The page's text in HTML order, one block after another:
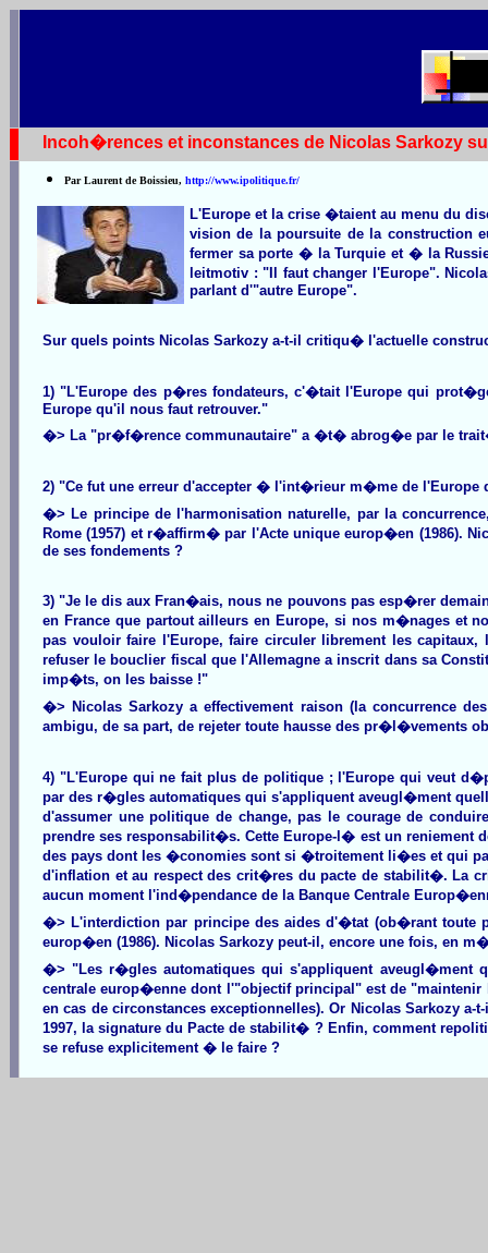
Incoh�rences et inconstances de Nicolas Sarkozy
Par Laurent de Boissieu, http://www.ipolitique.fr/
L'Europe et la crise �taient au menu du
vision de la poursuite de la construction
fermer sa porte � la Turquie et � la
leitmotiv : "Il faut changer l'Europe".
parlant d'"autre Europe".
Sur quels points Nicolas Sarkozy a-t-il critiqu� l'actuelle
1) "L'Europe des p�res fondateurs, c'�tait l'Europe qui
Europe qu'il nous faut retrouver."
�> La "pr�f�rence communautaire" a �t� abrog�e par le
2) "Ce fut une erreur d'accepter � l'int�rieur m�me de
�> Le principe de l'harmonisation naturelle, par la
Rome (1957) et r�affirm� par l'Acte unique europ�en (1986).
de ses fondements ?
3) "Je le dis aux Fran�ais, nous ne pouvons pas esp�rer
en France que partout ailleurs en Europe, si nos m�nages et
pas vouloir faire l'Europe, faire circuler librement les
refuser le bouclier fiscal que l'Allemagne a inscrit dans sa
imp�ts, on les baisse !"
�> Nicolas Sarkozy a effectivement raison (la concurrence
ambigu, de sa part, de rejeter toute hausse des pr�l�vements
4) "L'Europe qui ne fait plus de politique ; l'Europe qui veut
par des r�gles automatiques qui s'appliquent aveugl�ment
d'assumer une politique de change, pas le courage de
prendre ses responsabilit�s. Cette Europe-l� est un
des pays dont les �conomies sont si �troitement li�es et qui
d'inflation et au respect des crit�res du pacte de stabilit�. La
aucun moment l'ind�pendance de la Banque Centrale
�> L'interdiction par principe des aides d'�tat (ob�rant
europ�en (1986). Nicolas Sarkozy peut-il, encore une fois, en
�> "Les r�gles automatiques qui s'appliquent aveugl�ment
centrale europ�enne dont l'"objectif principal" est de
en cas de circonstances exceptionnelles). Or Nicolas
1997, la signature du Pacte de stabilit� ? Enfin, comment
se refuse explicitement � le faire ?